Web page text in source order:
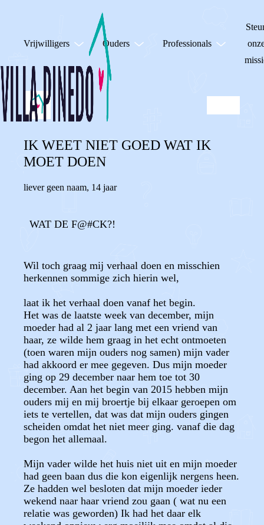
Vrijwilligers Ouders Professionals
IK WEET NIET GOED WAT IK
MOET DOEN
liever geen naam, 14 jaar
WAT DE F@#CK?!
Wil toch graag mij verhaal doen en misschien
herkennen sommige zich hierin wel,
laat ik het verhaal doen vanaf het begin.
Het was de laatste week van december, mijn
moeder had al 2 jaar lang met een vriend van
haar, ze wilde hem graag in het echt ontmoeten
(toen waren mijn ouders nog samen) mijn vader
had akkoord er mee gegeven. Dus mijn moeder
ging op 29 december naar hem toe tot 30
december. Aan het begin van 2015 hebben mijn
ouders mij en mij broertje bij elkaar geroepen om
iets te vertellen, dat was dat mijn ouders gingen
scheiden omdat het niet meer ging. vanaf die dag
begon het allemaal.
Mijn vader wilde het huis niet uit en mijn moeder
had geen baan dus die kon eigenlijk nergens heen.
Ze hadden wel besloten dat mijn moeder ieder
wekend naar haar vriend zou gaan ( wat nu een
relatie was geworden) Ik had het daar elk